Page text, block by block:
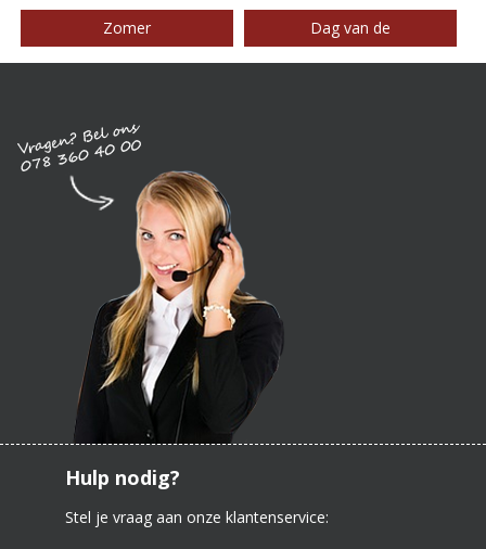
Zomer Dag van de
Hulp nodig?
Stel je vraag aan onze klantenservice: